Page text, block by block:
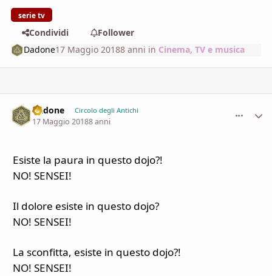
serie tv
Condividi
Follower
Dadone17 Maggio 20188 anni in Cinema, TV e musica
Dadone Circolo degli Antichi
17 Maggio 20188 anni
Esiste la paura in questo dojo?!
NO! SENSEI!
Il dolore esiste in questo dojo?
NO! SENSEI!
La sconfitta, esiste in questo dojo?!
NO! SENSEI!